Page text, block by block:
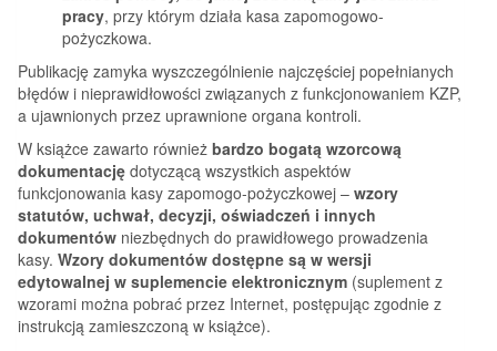
pracy, przy którym działa kasa zapomogowo-
pożyczkowa.
Publikację zamyka wyszczególnienie najczęściej popełnianych
błędów i nieprawidłowości związanych z funkcjonowaniem KZP,
a ujawnionych przez uprawnione organa kontroli.
W książce zawarto również bardzo bogatą wzorcową
dokumentację dotyczącą wszystkich aspektów
funkcjonowania kasy zapomogo-pożyczkowej – wzory
statutów, uchwał, decyzji, oświadczeń i innych
dokumentów niezbędnych do prawidłowego prowadzenia
kasy. Wzory dokumentów dostępne są w wersji
edytowalnej w suplemencie elektronicznym (suplement z
wzorami można pobrać przez Internet, postępując zgodnie z
instrukcją zamieszczoną w książce).